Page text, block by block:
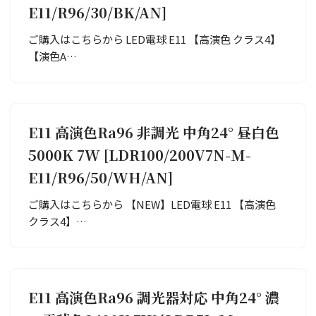
E11/R96/30/BK/AN]
ご購入はこちらから LED電球 E11 【高演色 クラス4】
【演色A…
E11 高演色Ra96 非調光 中角24° 昼白色
5000K 7W [LDR100/200V7N-M-
E11/R96/50/WH/AN]
ご購入はこちらから 【NEW】LED電球 E11 【高演色
クラス4】…
E11 高演色Ra96 調光器対応 中角24° 濃